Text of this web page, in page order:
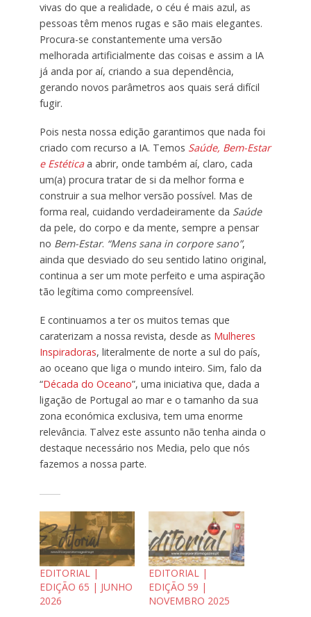
vivas do que a realidade, o céu é mais azul, as
pessoas têm menos rugas e são mais elegantes.
Procura-se constantemente uma versão
melhorada artificialmente das coisas e assim a IA
já anda por aí, criando a sua dependência,
gerando novos parâmetros aos quais será difícil
fugir.
Pois nesta nossa edição garantimos que nada foi
criado com recurso a IA. Temos Saúde, Bem-Estar
e Estéticaa abrir, onde também aí, claro, cada
um(a) procura tratar de si da melhor forma e
construir a sua melhor versão possível. Mas de
forma real, cuidando verdadeiramente da Saúde
da pele, do corpo e da mente, sempre a pensar
no Bem-Estar. “Mens sana in corpore sano”,
ainda que desviado do seu sentido latino original,
continua a ser um mote perfeito e uma aspiração
tão legítima como compreensível.
E continuamos a ter os muitos temas que
caraterizam a nossa revista, desde as Mulheres
Inspiradoras, literalmente de norte a sul do país,
ao oceano que liga o mundo inteiro. Sim, falo da
“Década do Oceano”, uma iniciativa que, dada a
ligação de Portugal ao mar e o tamanho da sua
zona económica exclusiva, tem uma enorme
relevância. Talvez este assunto não tenha ainda o
destaque necessário nos Media, pelo que nós
fazemos a nossa parte.
EDITORIAL |
EDIÇÃO 65 | JUNHO
2026
EDITORIAL |
EDIÇÃO 59 |
NOVEMBRO 2025